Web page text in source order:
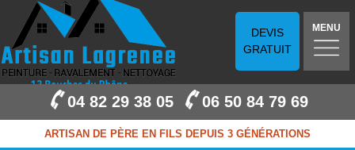
DEVIS
GRATUIT
MENU
04 82 29 38 05 06 50 84 79 69
ARTISAN DE PÈRE EN FILS DEPUIS 3 GÉNÉRATIONS